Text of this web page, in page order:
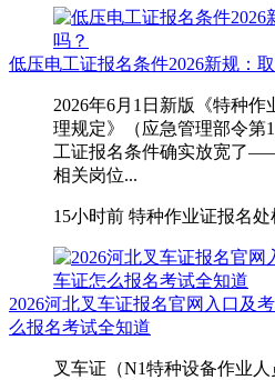
低压电工证报名条件2026新规：
2026年6月1日新版《特种
理规定》（应急管理部令第
工证报名条件确实放宽了
相关岗位...
15小时前 特种作业证报名处
2026河北叉车证报名官网入口及
么报名考试全知道
叉车证（N1特种设备作业